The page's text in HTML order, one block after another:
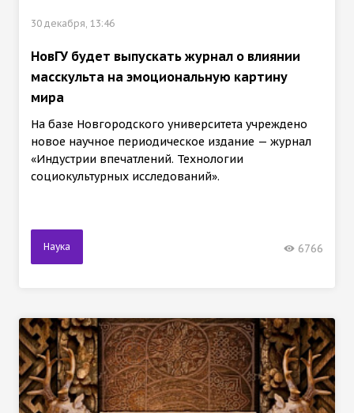
30 декабря, 13:46
НовГУ будет выпускать журнал о влиянии
масскульта на эмоциональную картину
мира
На базе Новгородского университета учреждено
новое научное периодическое издание — журнал
«Индустрии впечатлений. Технологии
социокультурных исследований».
Наука 6766